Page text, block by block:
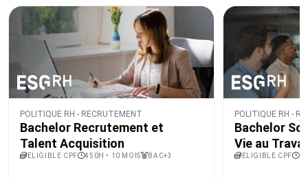
POLITIQUE RH - RECRUTEMENT
Bachelor Recrutement et
Talent Acquisition
ELIGIBLE CPF 450H • 10 MOIS BAC+3
POLITIQUE RH -
Bachelor
Vie au
ELIGIBLE CPF